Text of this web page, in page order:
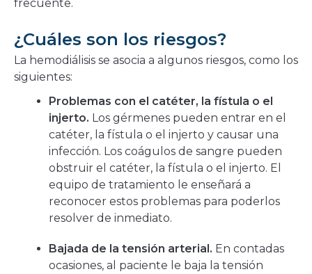
frecuente.
¿Cuáles son los riesgos?
La hemodiálisis se asocia a algunos riesgos, como los
siguientes:
Problemas con el catéter, la fístula o el
injerto. Los gérmenes pueden entrar en el
catéter, la fístula o el injerto y causar una
infección. Los coágulos de sangre pueden
obstruir el catéter, la fístula o el injerto. El
equipo de tratamiento le enseñará a
reconocer estos problemas para poderlos
resolver de inmediato.
Bajada de la tensión arterial. En contadas
ocasiones, al paciente le baja la tensión